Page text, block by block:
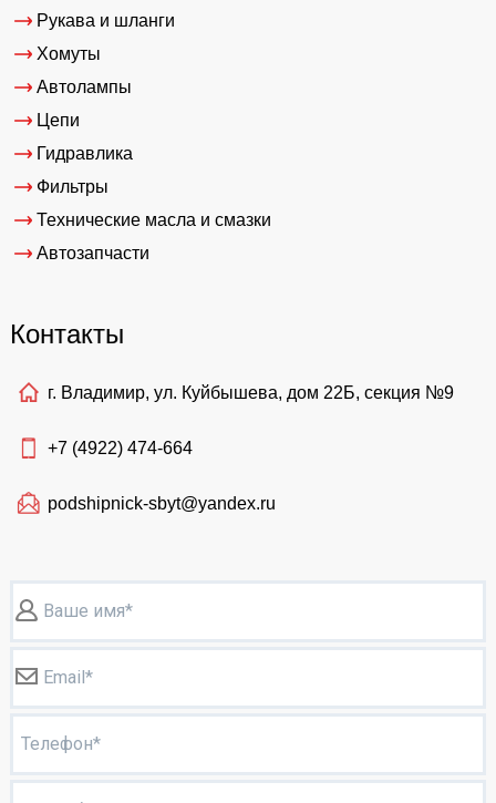
Рукава и шланги
Хомуты
Автолампы
Цепи
Гидравлика
Фильтры
Технические масла и смазки
Автозапчасти
Контакты
г. Владимир, ул. Куйбышева, дом 22Б, секция №9
+7 (4922) 474-664
podshipnick-sbyt@yandex.ru
Ваше имя*
Email*
Телефон*